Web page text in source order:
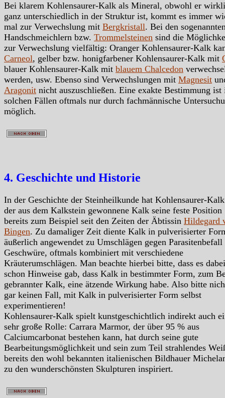
Bei klarem Kohlensaurer-Kalk als Mineral, obwohl er
ganz unterschiedlich in der Struktur ist, kommt es immer
mal zur Verwechslung mit Bergkristall. Bei den
Handschmeichlern bzw. Trommelsteinen sind die
zur Verwechslung vielfältig: Oranger Kohlensaurer-Kalk
Carneol, gelber bzw. honigfarbener Kohlensaurer-Kalk mit
blauer Kohlensaurer-Kalk mit blauem Chalcedon
werden, usw. Ebenso sind Verwechslungen mit Magnesit
Aragonit nicht auszuschließen. Eine exakte Bestimmung ist
solchen Fällen oftmals nur durch fachmännische
möglich.
4. Geschichte und Historie
In der Geschichte der Steinheilkunde hat Kohlensaurer-
der aus dem Kalkstein gewonnene Kalk seine feste Position
bereits zum Beispiel seit den Zeiten der Äbtissin Hildegard
Bingen. Zu damaliger Zeit diente Kalk in pulverisierter
äußerlich angewendet zu Umschlägen gegen Parasitenbefall
Geschwüre, oftmals kombiniert mit verschiedene
Kräuterumschlägen. Man beachte hierbei bitte, dass es
schon Hinweise gab, dass Kalk in bestimmter Form, zum
gebrannter Kalk, eine ätzende Wirkung habe. Also bitte
gar keinen Fall, mit Kalk in pulverisierter Form selbst
experimentieren!
Kohlensaurer-Kalk spielt kunstgeschichtlich indirekt auch
sehr große Rolle: Carrara Marmor, der über 95 % aus
Calciumcarbonat bestehen kann, hat durch seine gute
Bearbeitungsmöglichkeit und sein zum Teil strahlendes
bereits den wohl bekannten italienischen Bildhauer
zu den wunderschönsten Skulpturen inspiriert.